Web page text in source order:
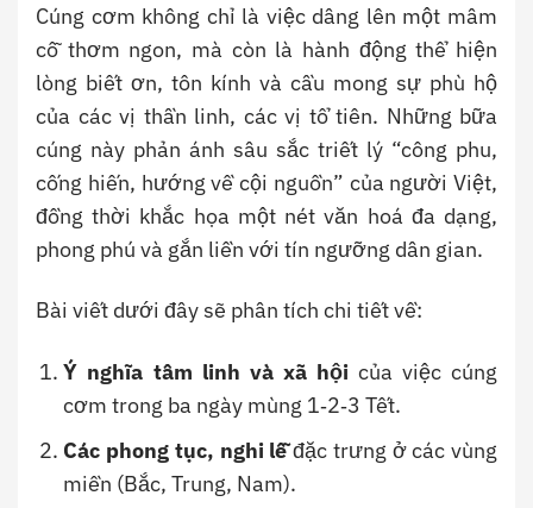
Cúng cơm không chỉ là việc dâng lên một mâm
cỗ thơm ngon, mà còn là hành động thể hiện
lòng biết ơn, tôn kính và cầu mong sự phù hộ
của các vị thần linh, các vị tổ tiên. Những bữa
cúng này phản ánh sâu sắc triết lý “công phu,
cống hiến, hướng về cội nguồn” của người Việt,
đồng thời khắc họa một nét văn hoá đa dạng,
phong phú và gắn liền với tín ngưỡng dân gian.
Bài viết dưới đây sẽ phân tích chi tiết về:
Ý nghĩa tâm linh và xã hội của việc cúng
cơm trong ba ngày mùng 1‑2‑3 Tết.
Các phong tục, nghi lễđặc trưng ở các vùng
miền (Bắc, Trung, Nam).